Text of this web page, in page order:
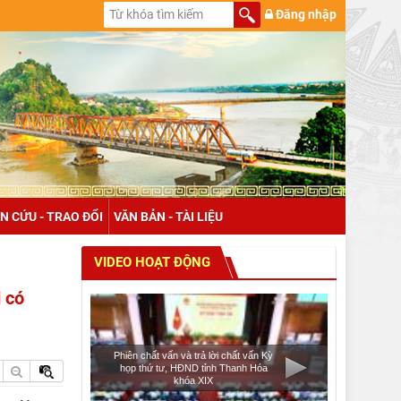
Đăng nhập
CỨU - TRAO ĐỔI VĂN BẢN - TÀI LIỆU
có
VIDEO HOẠT ĐỘNG
Phiên chất vấn và trả lời chất vấn Kỳ
họp thứ tư, HĐND tỉnh Thanh Hóa
khóa XIX